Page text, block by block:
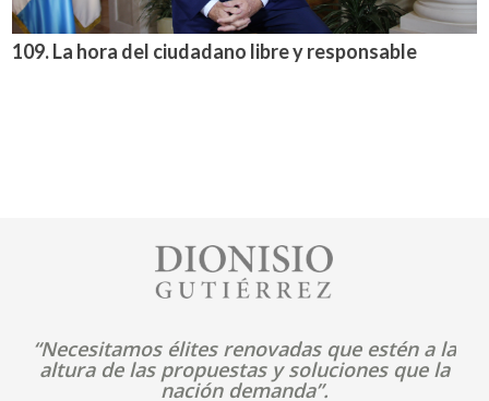
109. La hora del ciudadano libre y responsable
“Necesitamos élites renovadas que estén a la
altura de las propuestas y soluciones que la
nación demanda”.